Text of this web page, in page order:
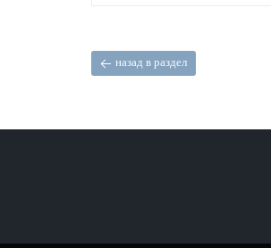
назад в раздел